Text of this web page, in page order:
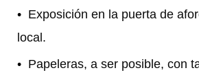
Exposición en la puerta de
local.
Papeleras, a ser posible, con